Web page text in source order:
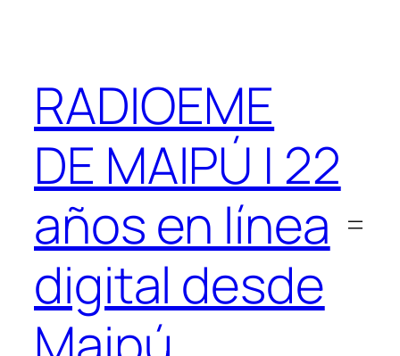
RADIOEME
DE MAIPÚ | 22
años en línea
digital desde